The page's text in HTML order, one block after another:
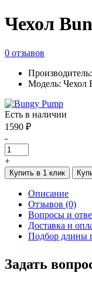
Чехол
0 отзывов
Производитель:
Модель: Чехол
Есть в наличии
1590 ₽
-
+
Купить в 1 клик
Описание
Отзывов (0)
Вопросы и
Доставка и
Подбор длины
Задать